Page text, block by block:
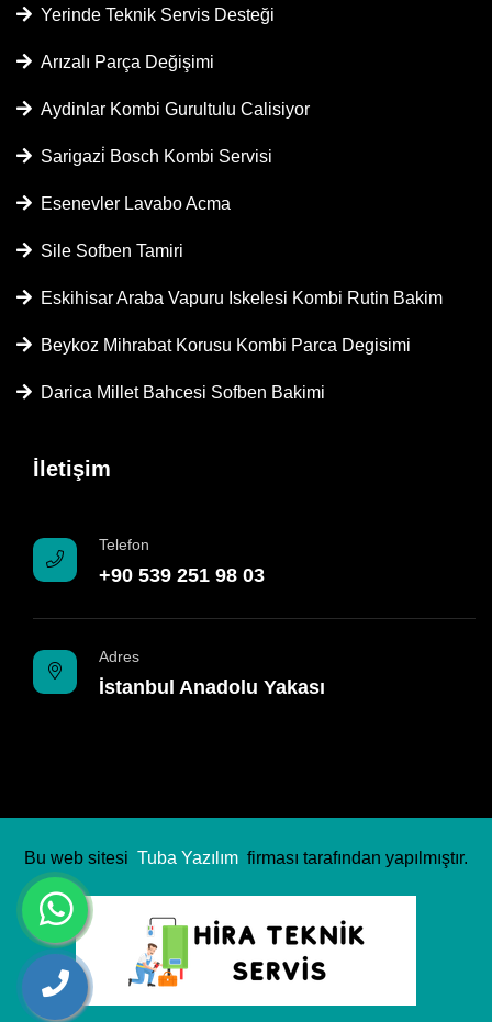
Yerinde Teknik Servis Desteği
Arızalı Parça Değişimi
Aydinlar Kombi Gurultulu Calisiyor
Sarigazi̇ Bosch Kombi Servisi
Esenevler Lavabo Acma
Sile Sofben Tamiri
Eskihisar Araba Vapuru Iskelesi Kombi Rutin Bakim
Beykoz Mihrabat Korusu Kombi Parca Degisimi
Darica Millet Bahcesi Sofben Bakimi
İletişim
Telefon
+90 539 251 98 03
Adres
İstanbul Anadolu Yakası
Bu web sitesi Tuba Yazılım firması tarafından yapılmıştır.